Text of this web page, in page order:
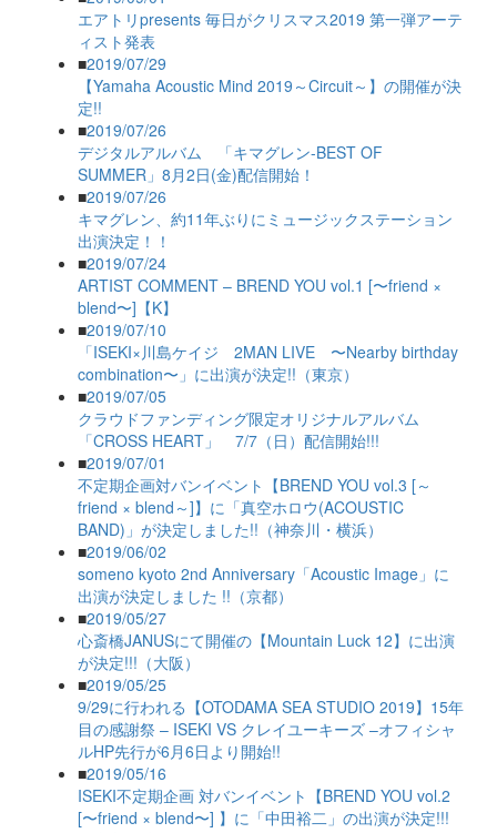
エアトリpresents 毎日がクリスマス2019 第一弾アーテ
ィスト発表
■2019/07/29
【Yamaha Acoustic Mind 2019～Circuit～】の開催が決
定!!
■2019/07/26
デジタルアルバム 「キマグレン-BEST OF
SUMMER」8月2日(金)配信開始！
■2019/07/26
キマグレン、約11年ぶりにミュージックステーション
出演決定！！
■2019/07/24
ARTIST COMMENT – BREND YOU vol.1 [〜friend ×
blend〜]【K】
■2019/07/10
「ISEKI×川島ケイジ 2MAN LIVE 〜Nearby birthday
combination〜」に出演が決定!!（東京）
■2019/07/05
クラウドファンディング限定オリジナルアルバム
「CROSS HEART」 7/7（日）配信開始!!!
■2019/07/01
不定期企画対バンイベント【BREND YOU vol.3 [～
friend × blend～]】に「真空ホロウ(ACOUSTIC
BAND)」が決定しました!!（神奈川・横浜）
■2019/06/02
someno kyoto 2nd Anniversary「Acoustic Image」に
出演が決定しました !!（京都）
■2019/05/27
心斎橋JANUSにて開催の【Mountain Luck 12】に出演
が決定!!!（大阪）
■2019/05/25
9/29に行われる【OTODAMA SEA STUDIO 2019】15年
目の感謝祭 – ISEKI VS クレイユーキーズ –オフィシャ
ルHP先行が6月6日より開始!!
■2019/05/16
ISEKI不定期企画 対バンイベント【BREND YOU vol.2
[〜friend × blend〜] 】に「中田裕二」の出演が決定!!!